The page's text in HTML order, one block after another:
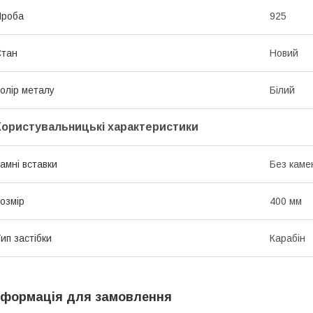
925
Новий
металу Білий
характеристики
вставки Без
400 мм
застібки Карабін
для замовлення